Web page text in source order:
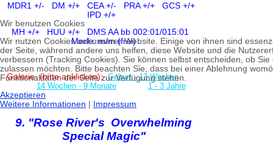
MDR1 +/-
DM +/+ CEA +/-
PRA +/+ GCS +/+
IPD +/+
MH +/+ HUU +/+
DMS AA bb 002:01/015:01
Merle: m/m (frei)
-
Galerie (bitte anklicken): Geburt - 13 Wochen
14 Wochen - 9 Monate
1 - 3 Jahre
9. "Rose River's Overwhelming
Special Magic"
Wir benutzen Cookies
Wir nutzen Cookies auf unserer Website. Einige von ihnen sind
der Seite, während andere uns helfen, diese Website und die
verbessern (Tracking Cookies). Sie können selbst entscheiden, ob Sie
zulassen möchten. Bitte beachten Sie, dass bei einer Ablehnung
Funktionalitäten der Seite zur Verfügung stehen.
Akzeptieren
Weitere Informationen
Impressum